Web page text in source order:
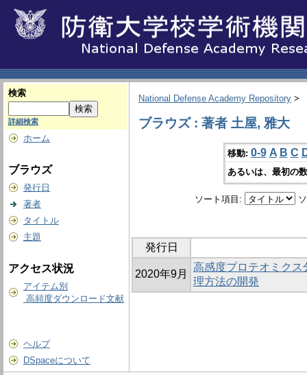
検索
詳細検索
ホーム
ブラウズ
発行日
著者
タイトル
主題
アクセス状況
アイテム別
高頻度ダウンロード文献
ヘルプ
DSpaceについて
National Defense Academy Repository >
ブラウズ : 著者 土屋, 雅大
移動: 0-9 A B C
あるいは、最初の
ソート項目:
発行日
2020年9月
高感度プロテオミク
理方法の開発